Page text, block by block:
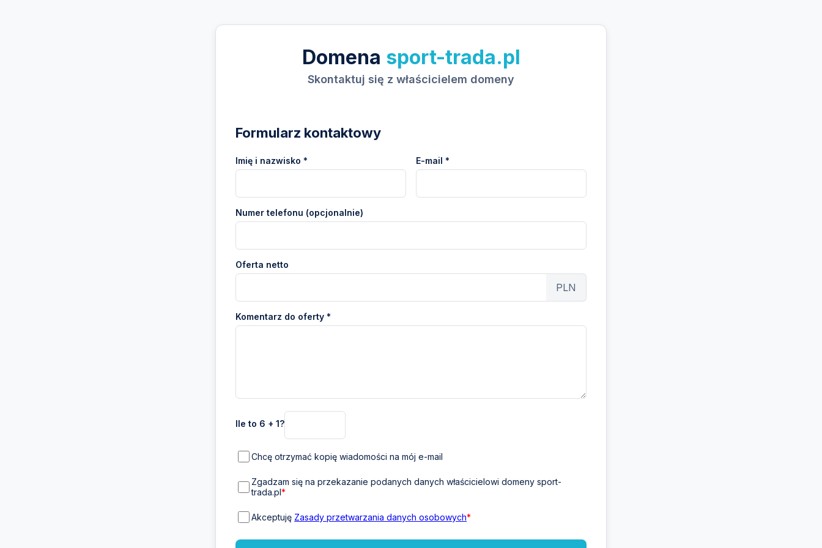
Domena sport-trada.pl
Skontaktuj się z właścicielem domeny
Formularz kontaktowy
Imię i nazwisko * E-mail *
Numer telefonu (opcjonalnie)
Oferta netto
PLN
Komentarz do oferty *
Ile to 6 + 1?
Chcę otrzymać kopię wiadomości na mój e-mail
Zgadzam się na przekazanie podanych danych właścicielowi domeny sport-
trada.pl*
Akceptuję Zasady przetwarzania danych osobowych*